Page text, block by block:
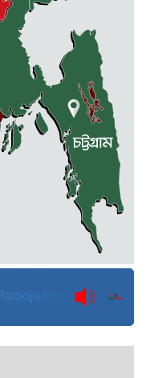
অসুস্থ- রক্তবমির পর
জন্য বরাদ্দকৃত
চাল,একমুঠোও জোটেনি
ভাগ্যে
ব্যবসা চালু রাখতে
থেকে মুক্তি পেয়েছেন
বেনজীর
Radiopurbakantho